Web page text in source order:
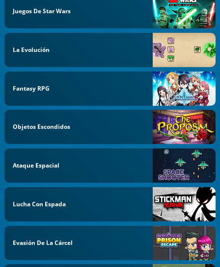
Juegos De Star Wars
La Evolución
Fantasy RPG
Objetos Escondidos
Ataque Espacial
Lucha Con Espada
Evasión De La Cárcel